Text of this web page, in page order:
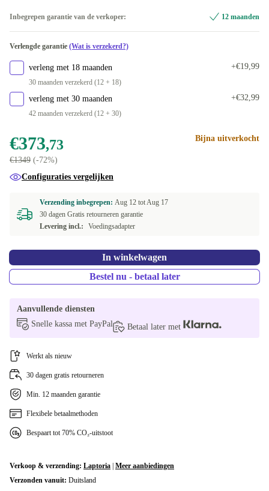
BE (Belgisch) +€66,26
IT (Italiaans) +€66,26
PT (Portugees)
UK (GB-Engels)
US (VS-Engels)
Beschikbaar in andere configuraties
GR (Grieks) +€101,26
DK (Deens)
SE (Zweeds)
Inbegrepen garantie van de verkoper: 12 maanden
Verlengde garantie (Wat is verzekerd?)
verleng met 18 maanden
30 maanden verzekerd (12 + 18)
+€19,99
verleng met 30 maanden
42 maanden verzekerd (12 + 30)
+€32,99
€373,73
€1349 (-72%)
Bijna uitverkocht
Configuraties vergelijken
Verzending inbegrepen: Aug 12 totAug 17
30 dagen Gratis retourneren garantie
Levering incl.:
Voedingsadapter
In winkelwagen
Bestel nu - betaal later
Aanvullende diensten
Snelle kassa met PayPal
Betaal later met
Werkt als nieuw
30 dagen gratis retourneren
Min. 12 maanden garantie
Flexibele betaalmethoden
Bespaart tot 70% CO₂-uitstoot
Verkoop & verzending: Laptoria Meer aanbiedingen
Verzonden vanuit: Duitsland